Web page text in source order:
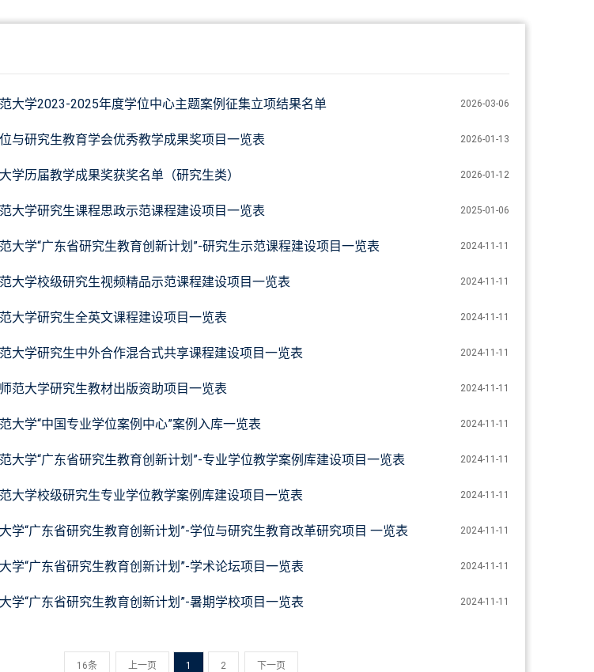
2026-03-06
大学2023-2025年度学位中心主题案例征集立项结果名单
2026-01-13
与研究生教育学会优秀教学成果奖项目一览表
2026-01-12
学历届教学成果奖获奖名单（研究生类）
2025-01-06
大学研究生课程思政示范课程建设项目一览表
2024-11-11
大学“广东省研究生教育创新计划”-研究生示范课程建设项目一览表
2024-11-11
大学校级研究生视频精品示范课程建设项目一览表
2024-11-11
大学研究生全英文课程建设项目一览表
2024-11-11
大学研究生中外合作混合式共享课程建设项目一览表
2024-11-11
范大学研究生教材出版资助项目一览表
2024-11-11
大学“中国专业学位案例中心”案例入库一览表
2024-11-11
大学“广东省研究生教育创新计划”-专业学位教学案例库建设项目一览表
2024-11-11
大学校级研究生专业学位教学案例库建设项目一览表
2024-11-11
学“广东省研究生教育创新计划”-学位与研究生教育改革研究项目 一览表
2024-11-11
学“广东省研究生教育创新计划”-学术论坛项目一览表
2024-11-11
学“广东省研究生教育创新计划”-暑期学校项目一览表
16条 上一页 1 2 下一页